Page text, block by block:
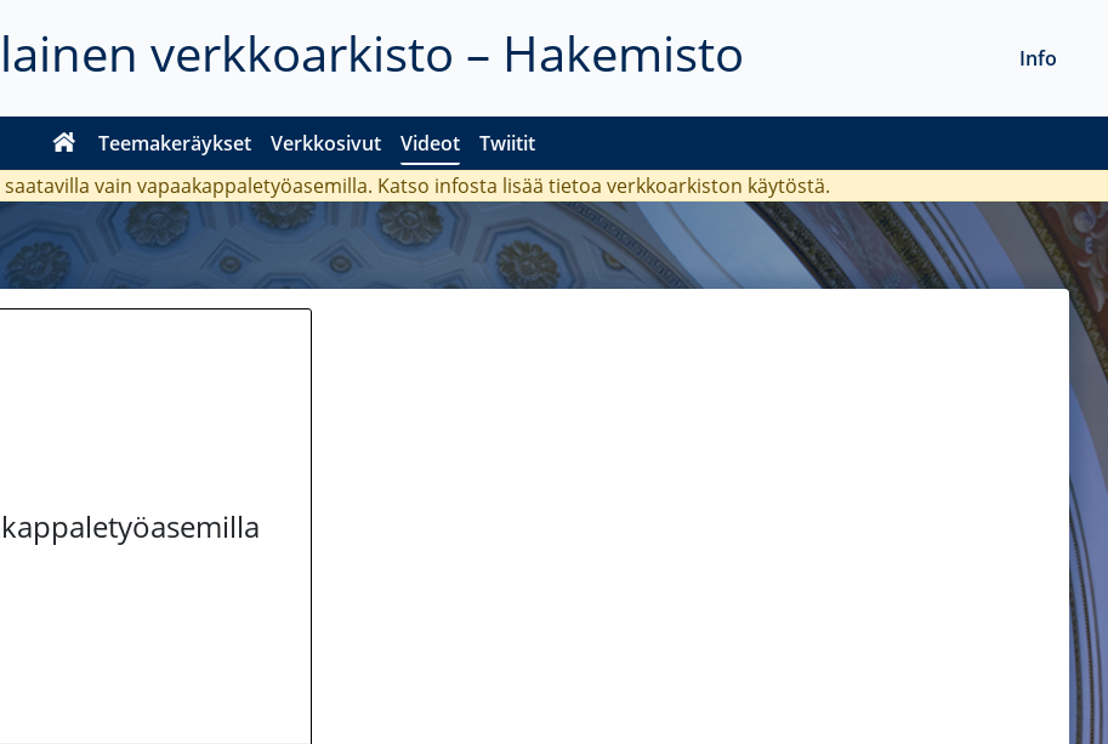
verkkoarkisto – Hakemisto
Teemakeräykset Verkkosivut Videot Twiitit
Info
vain vapaakappaletyöasemilla. Katso infosta lisää tietoa verkkoarkiston käytöstä.